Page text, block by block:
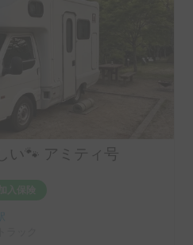
い🐾 アミティ号